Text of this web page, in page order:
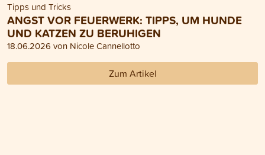
Tipps und Tricks
ANGST VOR FEUERWERK: TIPPS, UM HUNDE
UND KATZEN ZU BERUHIGEN
18.06.2026 von Nicole Cannellotto
Zum Artikel